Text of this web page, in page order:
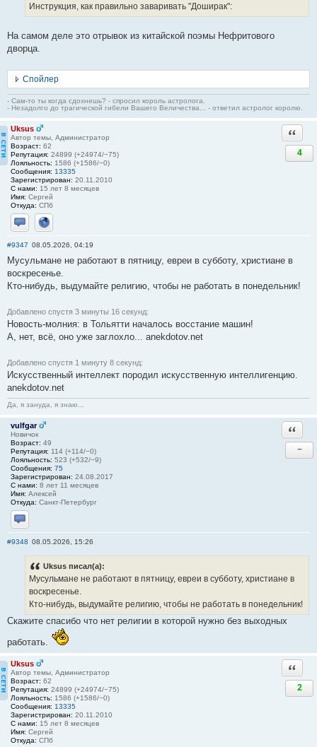
Инструкция, как правильно заваривать "Доширак":
На самом деле это отрывок из китайской поэмы Нефритового
дворца.
Спойлер
- Сам-то ты когда сдохнешь? - спросил король астролога.
- Незадолго до трагической гибели Вашего Величества... - ответил астролог королю.
Uksus
Автор темы, Администратор
Возраст: 62
Репутация: 24899 (+24974/−75)
Лояльность: 1586 (+1586/−0)
Сообщения: 13335
Зарегистрирован: 20.11.2010
С нами: 15 лет 8 месяцев
Имя: Сергей
Откуда: СПб
Отправить личное сообщение
Сайт
4
#9347 08.05.2026, 04:19
Мусульмане не работают в пятницу, евреи в субботу, христиане в
воскресенье.
Кто-нибудь, выдумайте религию, чтобы не работать в понедельник!
Добавлено спустя 3 минуты 16 секунд:
Новость-молния: в Тольятти началось восстание машин!
А, нет, всё, оно уже заглохло... anekdotov.net
Добавлено спустя 1 минуту 8 секунд:
Искусственный интеллект породил искусственную интеллигенцию.
anekdotov.net
Да, я зануда, я знаю...
vulfgar
Новичок
Возраст: 49
Репутация: 114 (+114/−0)
Лояльность: 523 (+532/−9)
Сообщения: 75
Зарегистрирован: 24.08.2017
С нами: 8 лет 11 месяцев
Имя: Алексей
Откуда: Санкт-Петербург
Отправить личное сообщение
−
#9348 08.05.2026, 15:26
Uksus писал(а):
Мусульмане не работают в пятницу, евреи в субботу, христиане в
воскресенье.
Кто-нибудь, выдумайте религию, чтобы не работать в понедельник!
Скажите спасибо что нет религии в которой нужно без выходных
работать.
Uksus
Автор темы, Администратор
Возраст: 62
Репутация: 24899 (+24974/−75)
Лояльность: 1586 (+1586/−0)
Сообщения: 13335
Зарегистрирован: 20.11.2010
С нами: 15 лет 8 месяцев
Имя: Сергей
Откуда: СПб
2